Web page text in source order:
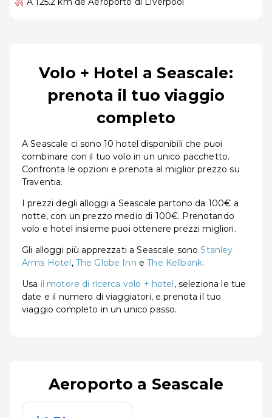
Volo + Hotel a Seascale:
prenota il tuo viaggio
completo
A Seascale ci sono 10 hotel disponibili che puoi
combinare con il tuo volo in un unico pacchetto.
Confronta le opzioni e prenota al miglior prezzo su
Traventia.
I prezzi degli alloggi a Seascale partono da 100€ a
notte, con un prezzo medio di 100€. Prenotando
volo e hotel insieme puoi ottenere prezzi migliori.
Gli alloggi più apprezzati a Seascale sonoStanley
Arms Hotel, The Globe Inn eThe Kellbank.
Usa il motore di ricerca volo + hotel, seleziona le tue
date e il numero di viaggiatori, e prenota il tuo
viaggio completo in un unico passo.
Aeroporto a Seascale